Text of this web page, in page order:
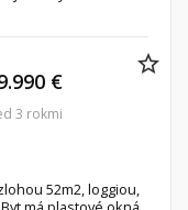
52m2, loggiou,
€
3 rokmi